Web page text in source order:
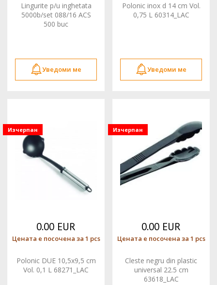
Lingurite p/u inghetata
5000b/set 088/16 ACS
500 buc
Уведоми ме
Polonic inox d 14 cm Vol.
0,75 L 60314_LAC
Уведоми ме
Изчерпан
0.00 EUR
Цената е посочена за 1 pcs
Polonic DUE 10,5x9,5 cm
Vol. 0,1 L 68271_LAC
Изчерпан
0.00 EUR
Цената е посочена за 1 pcs
Cleste negru din plastic
universal 22.5 cm
63618_LAC